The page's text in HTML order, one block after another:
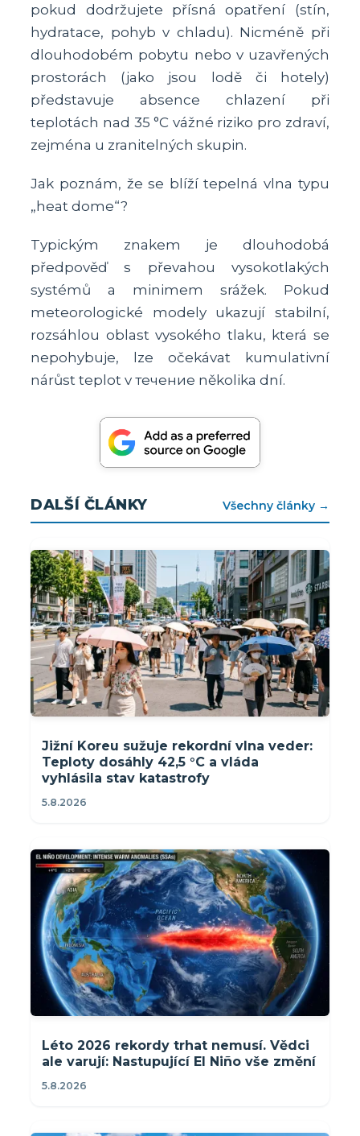
pokud dodržujete přísná opatření (stín,
hydratace, pohyb v chladu). Nicméně při
dlouhodobém pobytu nebo v uzavřených
prostorách (jako jsou lodě či hotely)
představuje absence chlazení při
teplotách nad 35 °C vážné riziko pro zdraví,
zejména u zranitelných skupin.
Jak poznám, že se blíží tepelná vlna typu
„heat dome“?
Typickým znakem je dlouhodobá
předpověď s převahou vysokotlakých
systémů a minimem srážek. Pokud
meteorologické modely ukazují stabilní,
rozsáhlou oblast vysokého tlaku, která se
nepohybuje, lze očekávat kumulativní
nárůst teplot v течение několika dní.
DALŠÍ ČLÁNKY Všechny články →
Jižní Koreu sužuje rekordní vlna veder:
Teploty dosáhly 42,5 °C a vláda
vyhlásila stav katastrofy
5.8.2026
Léto 2026 rekordy trhat nemusí. Vědci
ale varují: Nastupující El Niño vše změní
5.8.2026